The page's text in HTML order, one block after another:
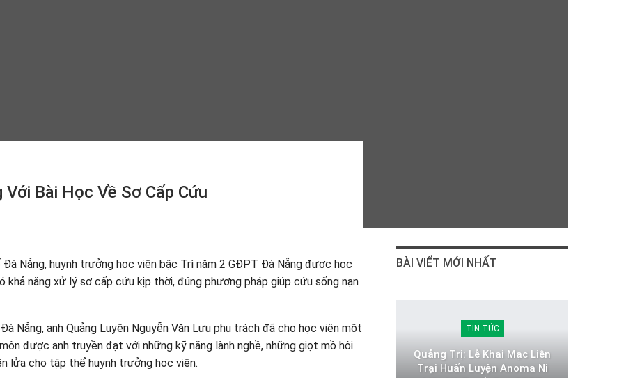
Bài Học Về Sơ Cấp Cứu
Nẵng, huynh trưởng học viên bậc Trì năm 2 GĐPT Đà Nẵng được học
năng xử lý sơ cấp cứu kịp thời, đúng phương pháp giúp cứu sống nạn
Nẵng, anh Quảng Luyện Nguyễn Văn Lưu phụ trách đã cho học viên một
được anh truyền đạt với những kỹ năng lành nghề, những giọt mồ hôi
lửa cho tập thể huynh trưởng học viên.
BÀI VIỂT MỚI NHẤT
TIN TỨC
Quảng Trị: Lễ Khai Mạc Liên
Trại Huấn Luyện Anoma Ni